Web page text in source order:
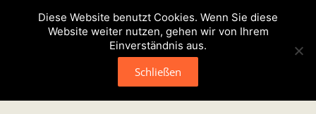
Diese Website benutzt Cookies. Wenn Sie diese
Website weiter nutzen, gehen wir von Ihrem
Einverständnis aus.
Schließen